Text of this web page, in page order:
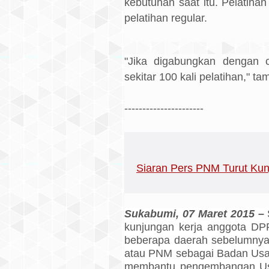
kebutuhan saat itu.
pelatihan regular.
"Jika digabungkan dengan
sekitar 100 kali pelatihan,"
----------------------
Siaran Pers PNM Turut
Sukabumi, 07 Maret 2015 –
kunjungan kerja anggota
beberapa daerah
atau PNM sebagai Badan
membantu pengembangan